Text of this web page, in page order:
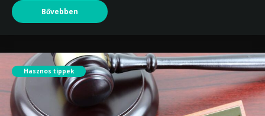
Bővebben
Hasznos tippek